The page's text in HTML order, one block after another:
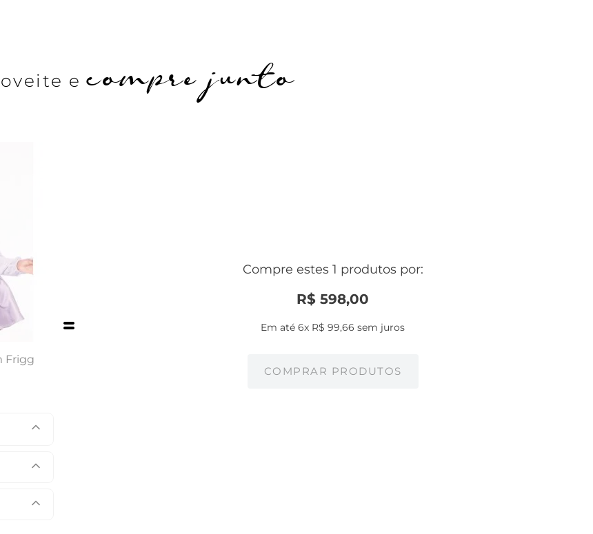
ecompre junto
Frigg
Compre estes 1 produtos por:
R$ 598,00
Em até 6x R$ 99,66 sem juros
COMPRAR PRODUTOS